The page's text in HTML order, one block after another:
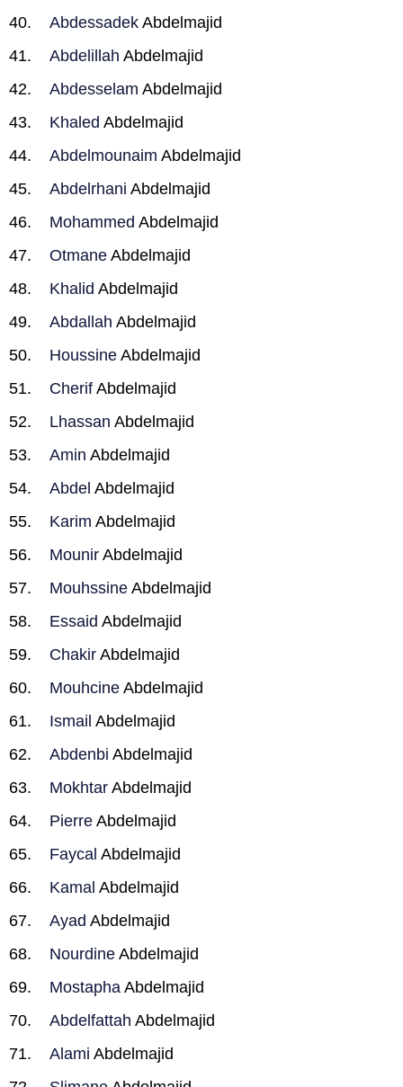
Abdessadek Abdelmajid
Abdelillah Abdelmajid
Abdesselam Abdelmajid
Khaled Abdelmajid
Abdelmounaim Abdelmajid
Abdelrhani Abdelmajid
Mohammed Abdelmajid
Otmane Abdelmajid
Khalid Abdelmajid
Abdallah Abdelmajid
Houssine Abdelmajid
Cherif Abdelmajid
Lhassan Abdelmajid
Amin Abdelmajid
Abdel Abdelmajid
Karim Abdelmajid
Mounir Abdelmajid
Mouhssine Abdelmajid
Essaid Abdelmajid
Chakir Abdelmajid
Mouhcine Abdelmajid
Ismail Abdelmajid
Abdenbi Abdelmajid
Mokhtar Abdelmajid
Pierre Abdelmajid
Faycal Abdelmajid
Kamal Abdelmajid
Ayad Abdelmajid
Nourdine Abdelmajid
Mostapha Abdelmajid
Abdelfattah Abdelmajid
Alami Abdelmajid